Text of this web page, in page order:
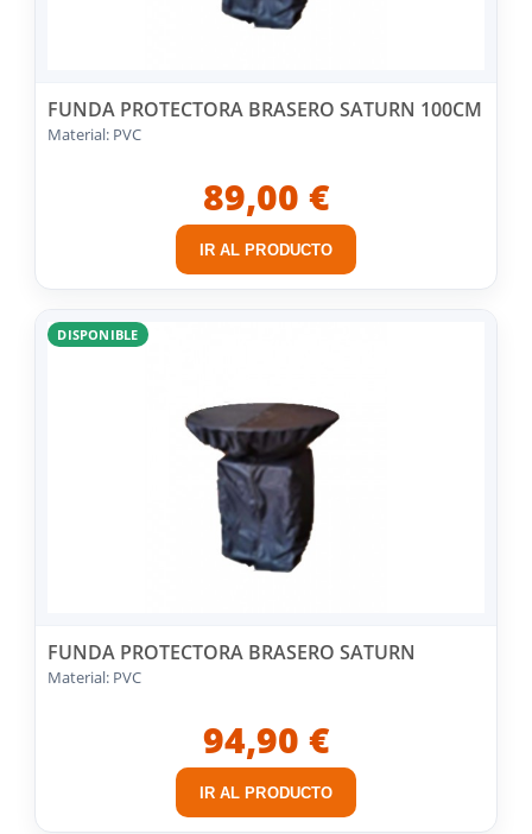
FUNDA PROTECTORA BRASERO SATURN 100CM
Material: PVC
89,00 €
IR AL PRODUCTO
DISPONIBLE
FUNDA PROTECTORA BRASERO SATURN
Material: PVC
94,90 €
IR AL PRODUCTO